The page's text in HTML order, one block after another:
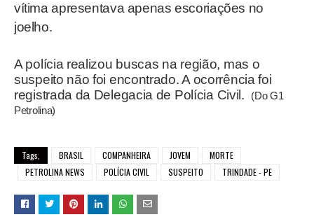
vítima apresentava apenas escoriações no
joelho.
A polícia realizou buscas na região, mas o
suspeito não foi encontrado. A ocorrência foi
registrada da Delegacia de Polícia Civil.
(Do G1
Petrolina)
Tags, BRASIL COMPANHEIRA JOVEM
MORTE
PETROLINA NEWS
POLÍCIA CIVIL SUSPEITO TRINDADE - PE